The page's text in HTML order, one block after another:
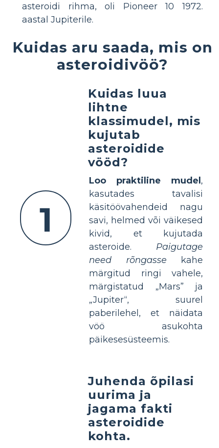
asteroidi rihma, oli Pioneer 10 1972.
aastal Jupiterile.
Kuidas aru saada, mis on
asteroidivöö?
1
Kuidas luua
lihtne
klassimudel, mis
kujutab
asteroidide
vööd?
Loo praktiline mudel ,
kasutades tavalisi
käsitöövahendeid nagu
savi, helmed või väikesed
kivid, et kujutada
asteroide. Paigutage
need rõngasse kahe
märgitud ringi vahele,
märgistatud „Mars” ja
„Jupiter“, suurel
paberilehel, et näidata
vöö asukohta
päikesesüsteemis.
Juhenda õpilasi
uurima ja
jagama fakti
asteroidide
kohta.